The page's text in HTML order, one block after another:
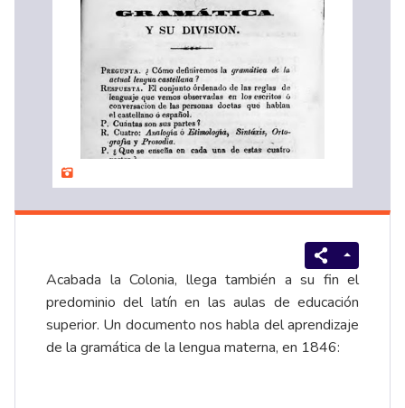
Acabada la Colonia, llega también a su fin el
predominio del latín en las aulas de educación
superior. Un documento nos habla del aprendizaje
de la gramática de la lengua materna, en 1846: